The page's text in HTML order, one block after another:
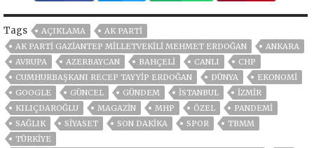
Tags AÇIKLAMA
AK PARTİ
AK PARTI GAZIANTEP MILLETVEKILI MEHMET ERDOĞAN
ANKARA
AVRUPA
AZERBAYCAN BAHÇELİ CANLI
CHP
CUMHURBAŞKANI RECEP TAYYIP ERDOĞAN
DÜNYA
EKONOMİ
GOOGLE
GÜNCEL GÜNDEM ISTANBUL
İZMIR
KILIÇDAROĞLU
MAGAZİN MHP ÖZEL
PANDEMİ
SAĞLIK
SİYASET SON DAKIKA SPOR
TBMM
TÜRKİYE